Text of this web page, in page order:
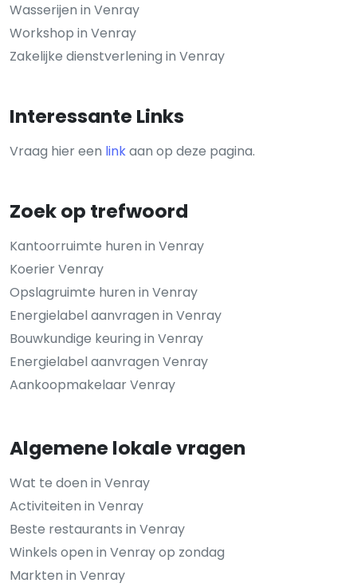
Wasserijen in Venray
Workshop in Venray
Zakelijke dienstverlening in Venray
Interessante Links
Vraag hier een linkaan op deze pagina.
Zoek op trefwoord
Kantoorruimte huren in Venray
Koerier Venray
Opslagruimte huren in Venray
Energielabel aanvragen in Venray
Bouwkundige keuring in Venray
Energielabel aanvragen Venray
Aankoopmakelaar Venray
Algemene lokale vragen
Wat te doen in Venray
Activiteiten in Venray
Beste restaurants in Venray
Winkels open in Venray op zondag
Markten in Venray